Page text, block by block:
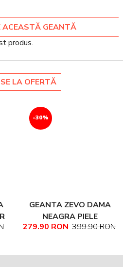
ACEASTĂ GEANTĂ
produs.
LA OFERTĂ
-30%
GEANTA ZEVO DAMA
NEAGRA PIELE
NATURALA TEXTURATA
279.90 RON 399.90 RON